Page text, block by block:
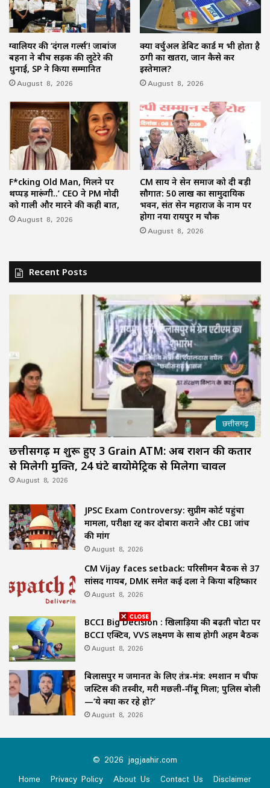
ग्वालियर की ‘दंगल गर्ल्स’! जाबांज
बहनों ने बीच सड़क की लुटेरे की
धुनाई, SP ने किया सम्मानित
August 8, 2026
क्या वर्चुअल डेबिट कार्ड में भी होता है
ठगी का खतरा, जानें कैसे करें
इस्तेमाल?
August 8, 2026
F*cking Old Man, मिलने पर
थप्पड़ मारूंगी..’ CEO ने PM मोदी
को गाली और मारने की कही बात,
August 8, 2026
CM साय ने सेन समाज को दी बड़ी
सौगात: 50 लाख का सामुदायिक
भवन, संत सेन महाराज के नाम पर
होगा नया रायपुर में चौक
August 8, 2026
Recent Posts
छत्तीसगढ़
छत्तीसगढ़ में शुरू हुए 3 Grain ATM: अब राशन की कतार
से मिलेगी मुक्ति, 24 घंटे बायोमेट्रिक से मिलेगा चावल
August 8, 2026
JPSC Exam Controversy: सुप्रीम कोर्ट पहुंचा
मामला, परीक्षा रद्द कर दोबारा कराने और CBI जांच
की मांग
August 8, 2026
CM Vijay faces setback: परिसीमन बैठक से 37
सांसद गायब, DMK समेत कई दलों ने किया बहिष्कार
August 8, 2026
BCCI Big Decision : खिलाड़ियों की बढ़ती चोटों पर
BCCI एक्टिव, VVS लक्ष्मण के साथ होगी अहम बैठक
August 8, 2026
बिलासपुर में जमानत के लिए तंत्र-मंत्र: श्मशान में चीफ
जस्टिस की तस्वीर, मरी मछली-नींबू मिला; पुलिस बोली
—‘ये क्या कर रहे हो?’
August 8, 2026
© 2026 jagjaahir.com
Home
Privacy Policy About Us Contact Us Disclaimer